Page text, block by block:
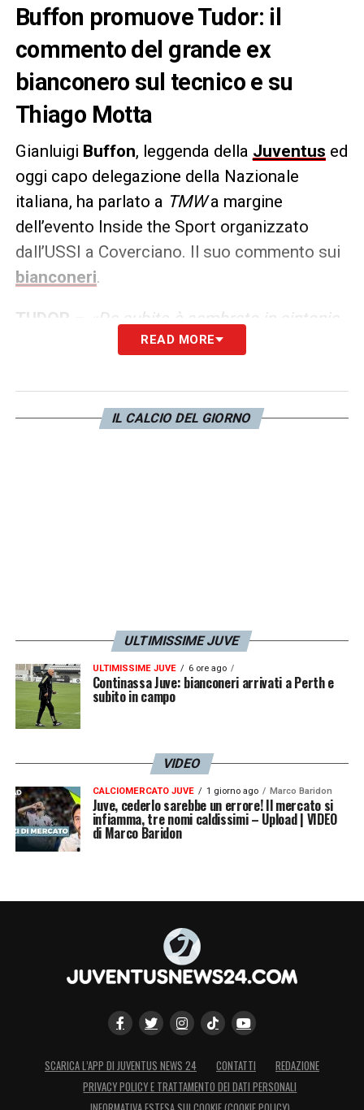
Buffon promuove Tudor: il
commento del grande ex
bianconero sul tecnico e su
Thiago Motta
Gianluigi Buffon, leggenda della Juventus ed
oggi capo delegazione della Nazionale
italiana, ha parlato a TMWa margine
dell’evento Inside the Sport organizzato
dall’USSI a Coverciano. Il suo commento sui
bianconeri.
TUDOR
«Da subito è sembrato in sintonia
con l’ambiente, lo conosceva già e si è visto.
buona relazione, sta facendo un buon lavoro.
Mi dispiace perché tutto questo sembra
READ MORE
IL CALCIO DEL GIORNO
ULTIMISSIME JUVE
ULTIMISSIME JUVE 6 ore ago
Continassa Juve: bianconeri arrivati a Perth e
subito in campo
VIDEO
CALCIOMERCATO JUVE 1 giorno ago Marco Baridon
Juve, cederlo sarebbe un errore! Il mercato si
infiamma, tre nomi caldissimi – Upload | VIDEO
di Marco Baridon
SCARICA L’APP DI JUVENTUS NEWS 24 CONTATTI
REDAZIONE
PRIVACY POLICY E TRATTAMENTO DEI DATI PERSONALI